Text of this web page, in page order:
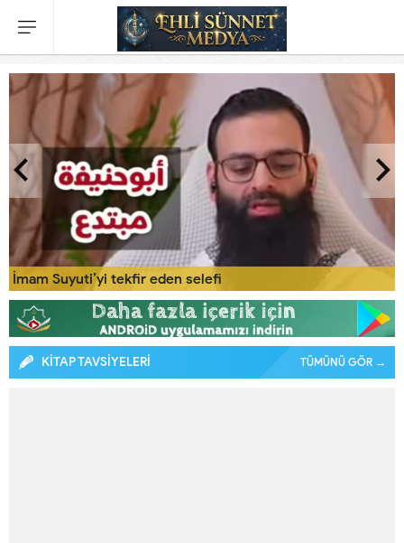
İmam Suyuti’yi tekfir eden selefi
KİTAP TAVSİYELERİ TÜMÜNÜ GÖR →